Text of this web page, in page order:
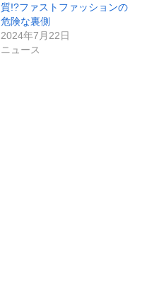
質!?ファストファッションの
危険な裏側
2024年7月22日
ニュース